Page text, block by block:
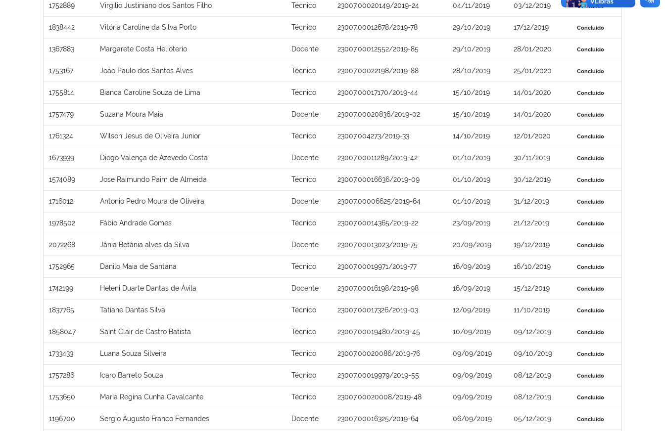
1752889 Virgilio Justiniano dos Santos Filho Técnico 23007.00020149/2019-24 04/11/2019 03/12/2019 Concluído
1838442 Vitória Caroline da Silva Porto Técnico 23007.00012678/2019-78 29/10/2019 17/12/2019 Concluído
1367883 Margarete Costa Helioterio Docente 23007.00012552/2019-85 29/10/2019 28/01/2020 Concluído
1753167 João Paulo dos Santos Alves Técnico 23007.00022198/2019-88 28/10/2019 25/01/2020 Concluído
1755814 Bianca Caroline Souza de Lima Técnico 23007.00017170/2019-44 15/10/2019 14/01/2020 Concluído
1757479 Suzana Moura Maia Docente 23007.00020836/2019-02 15/10/2019 14/01/2020 Concluído
1761324 Wilson Jesus de Oliveira Junior Técnico 23007.004273/2019-33 14/10/2019 12/01/2020 Concluído
1673939 Diogo Valença de Azevedo Costa Docente 23007.00011289/2019-42 01/10/2019 30/11/2019 Concluído
1574089 Jose Raimundo Paim de Almeida Técnico 23007.00016636/2019-09 01/10/2019 30/12/2019 Concluído
1716012 Antonio Pedro Moura de Oliveira Docente 23007.00006625/2019-64 01/10/2019 31/12/2019 Concluído
1978502 Fábio Andrade Gomes Técnico 23007.00014365/2019-22 23/09/2019 21/12/2019 Concluído
2072268 Jânia Betânia alves da Silva Docente 23007.00013023/2019-75 20/09/2019 19/12/2019 Concluído
1752965 Danilo Maia de Santana Técnico 23007.00019971/2019-77 16/09/2019 16/10/2019 Concluído
1742199 Heleni Duarte Dantas de Ávila Docente 23007.00016198/2019-98 16/09/2019 15/12/2019 Concluído
1837765 Tatiane Dantas Silva Técnico 23007.00017326/2019-03 12/09/2019 11/10/2019 Concluído
1858047 Saint Clair de Castro Batista Técnico 23007.00019480/2019-45 10/09/2019 09/12/2019 Concluído
1733433 Luana Souza Silveira Técnico 23007.00020086/2019-76 09/09/2019 09/10/2019 Concluído
1757286 Icaro Barreto Souza Técnico 23007.00019979/2019-55 09/09/2019 08/12/2019 Concluído
1753650 Maria Regina Cunha Cavalcante Técnico 23007.00020008/2019-48 09/09/2019 08/12/2019 Concluído
1196700 Sergio Augusto Franco Fernandes Docente 23007.00016325/2019-64 06/09/2019 05/12/2019 Concluído